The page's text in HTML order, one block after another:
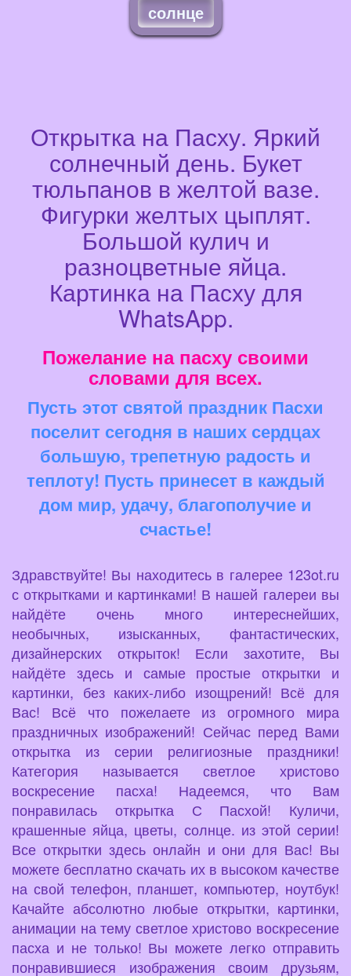
солнце
Открытка на Пасху. Яркий
солнечный день. Букет
тюльпанов в желтой вазе.
Фигурки желтых цыплят.
Большой кулич и
разноцветные яйца.
Картинка на Пасху для
WhatsApp.
Пожелание на пасху своими
словами для всех.
Пусть этот святой праздник Пасхи
поселит сегодня в наших сердцах
большую, трепетную радость и
теплоту! Пусть принесет в каждый
дом мир, удачу, благополучие и
счастье!
Здравствуйте! Вы находитесь в галерее 123ot.ru
с открытками и картинками! В нашей галереи вы
найдёте очень много интереснейших,
необычных, изысканных, фантастических,
дизайнерских открыток! Если захотите, Вы
найдёте здесь и самые простые открытки и
картинки, без каких-либо изощрений! Всё для
Вас! Всё что пожелаете из огромного мира
праздничных изображений! Сейчас перед Вами
открытка из серии религиозные праздники!
Категория называется светлое христово
воскресение пасха! Надеемся, что Вам
понравилась открытка С Пасхой! Куличи,
крашенные яйца, цветы, солнце. из этой серии!
Все открытки здесь онлайн и они для Вас! Вы
можете бесплатно скачать их в высоком качестве
на свой телефон, планшет, компьютер, ноутбук!
Качайте абсолютно любые открытки, картинки,
анимации на тему светлое христово воскресение
пасха и не только! Вы можете легко отправить
понравившиеся изображения своим друзьям,